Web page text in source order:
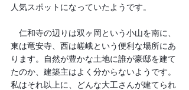
人気スポットになっていたようです。
仁和寺の辺りは双ヶ岡という小山を南に、
東は竜安寺、西は嵯峨という便利な場所にあ
ります。自然が豊かな土地に誰が豪邸を建て
たのか、建築主はよく分からないようです。
私はそれ以上に、どんな大工さんが建てられ